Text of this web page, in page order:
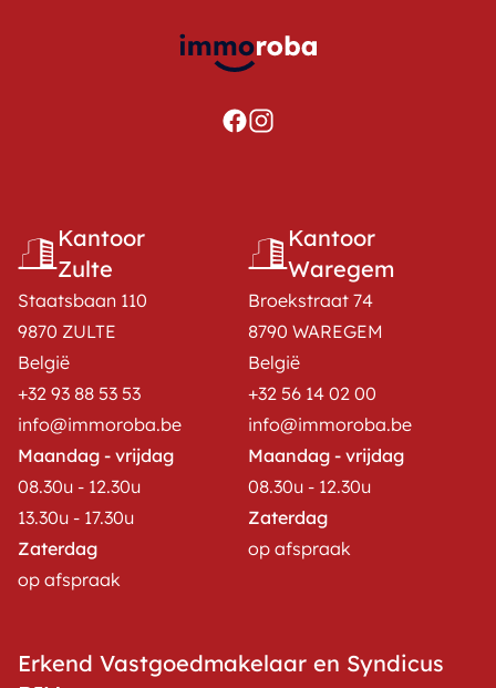
Kantoor
Zulte
Staatsbaan 110
9870 ZULTE
België
+32 93 88 53 53
info@immoroba.be
Maandag - vrijdag
08.30u - 12.30u
13.30u - 17.30u
Zaterdag
op afspraak
Kantoor
Waregem
Broekstraat 74
8790 WAREGEM
België
+32 56 14 02 00
info@immoroba.be
Maandag - vrijdag
08.30u - 12.30u
Zaterdag
op afspraak
Erkend Vastgoedmakelaar en Syndicus